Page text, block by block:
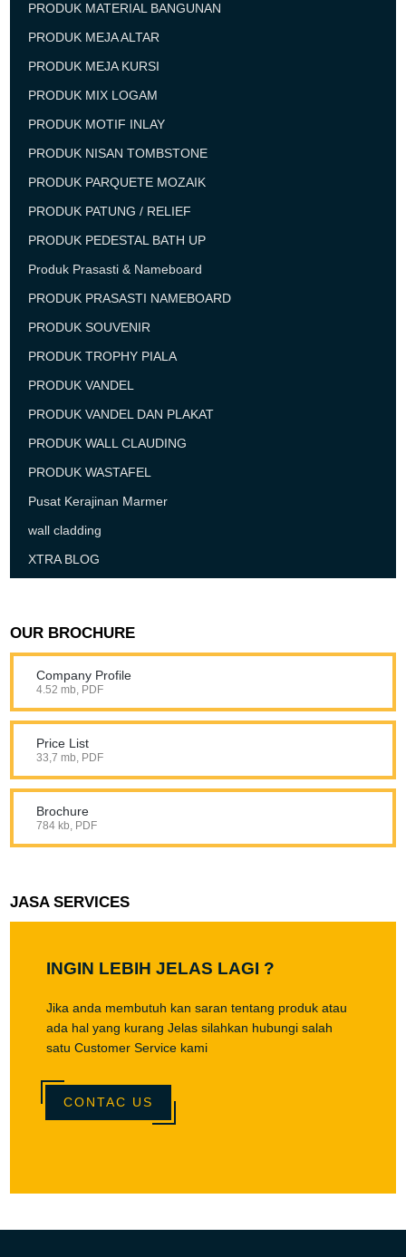
PRODUK MATERIAL BANGUNAN
PRODUK MEJA ALTAR
PRODUK MEJA KURSI
PRODUK MIX LOGAM
PRODUK MOTIF INLAY
PRODUK NISAN TOMBSTONE
PRODUK PARQUETE MOZAIK
PRODUK PATUNG / RELIEF
PRODUK PEDESTAL BATH UP
Produk Prasasti & Nameboard
PRODUK PRASASTI NAMEBOARD
PRODUK SOUVENIR
PRODUK TROPHY PIALA
PRODUK VANDEL
PRODUK VANDEL DAN PLAKAT
PRODUK WALL CLAUDING
PRODUK WASTAFEL
Pusat Kerajinan Marmer
wall cladding
XTRA BLOG
OUR BROCHURE
Company Profile
4.52 mb, PDF
Price List
33,7 mb, PDF
Brochure
784 kb, PDF
JASA SERVICES
INGIN LEBIH JELAS LAGI ?
Jika anda membutuh kan saran tentang produk atau
ada hal yang kurang Jelas silahkan hubungi salah
satu Customer Service kami
CONTAC US